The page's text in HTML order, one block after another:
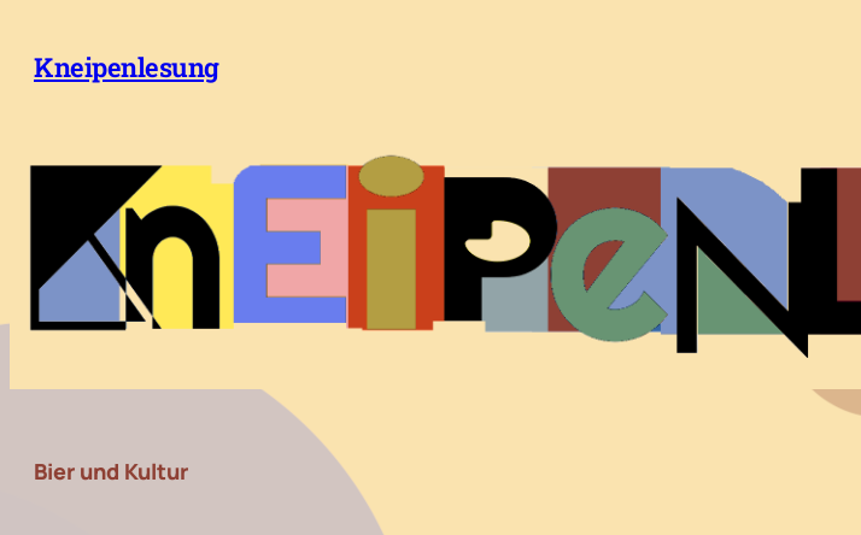
Inhalt
springen
Kneipenlesung
Bier und Kultur